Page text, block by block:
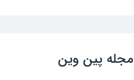
مجله پین وین